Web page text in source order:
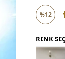
%12
RENK